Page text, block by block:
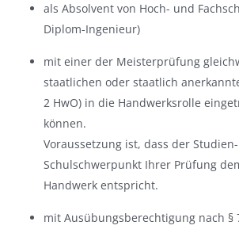
als Absolvent von Hoch- und
Diplom-Ingenieur)
mit einer der Meisterprüfung
staatlichen oder staatlich
2 HwO) in die Handwerksrolle
können.
Voraussetzung ist, dass der
Schulschwerpunkt Ihrer Prüfung
Handwerk entspricht.
mit Ausübungsberechtigung nach §